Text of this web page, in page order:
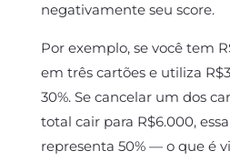
negativamente seu score.
Por exemplo, se você tem
em três cartões e utiliza
30%. Se cancelar um dos
total cair para R$6.000,
representa 50% — o que é